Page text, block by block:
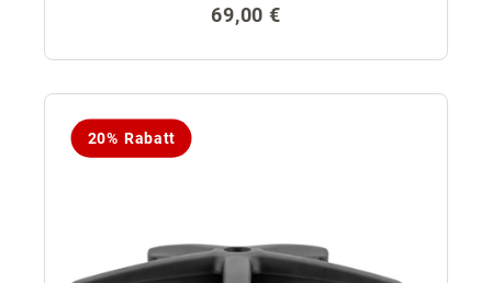
Regulärer Preis:
69,00 €
20% Rabatt